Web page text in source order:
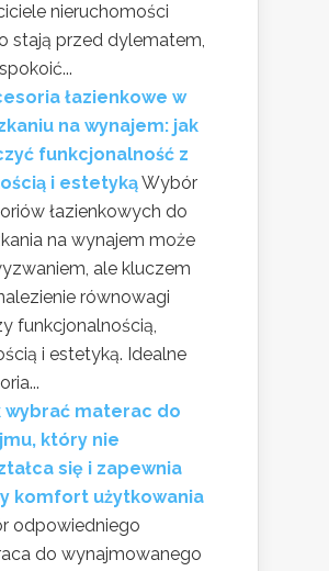
nieruchomości
stają przed dylematem,
łazienkowe w
na wynajem: jak
funkcjonalność z
i estetykąWybór
łazienkowych do
na wynajem może
ale kluczem
równowagi
funkcjonalnością,
i estetyką. Idealne
wybrać materac do
który nie
się i zapewnia
komfort użytkowania
odpowiedniego
do wynajmowanego